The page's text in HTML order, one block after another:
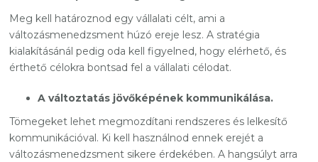
Meg kell határoznod egy vállalati célt, ami a
változásmenedzsment húzó ereje lesz. A stratégia
kialakításánál pedig oda kell figyelned, hogy elérhető, és
érthető célokra bontsad fel a vállalati célodat.
A változtatás jövőképének kommunikálása.
Tömegeket lehet megmozdítani rendszeres és lelkesítő
kommunikációval. Ki kell használnod ennek erejét a
változásmenedzsment sikere érdekében. A hangsúlyt arra